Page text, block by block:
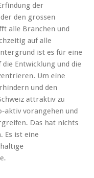
der
den grossen
alle Branchen und
auf alle
ist es für eine
Entwicklung und die
Um eine
und den
attraktiv zu
aktiv vorangehen und
Das hat nichts
Es ist eine